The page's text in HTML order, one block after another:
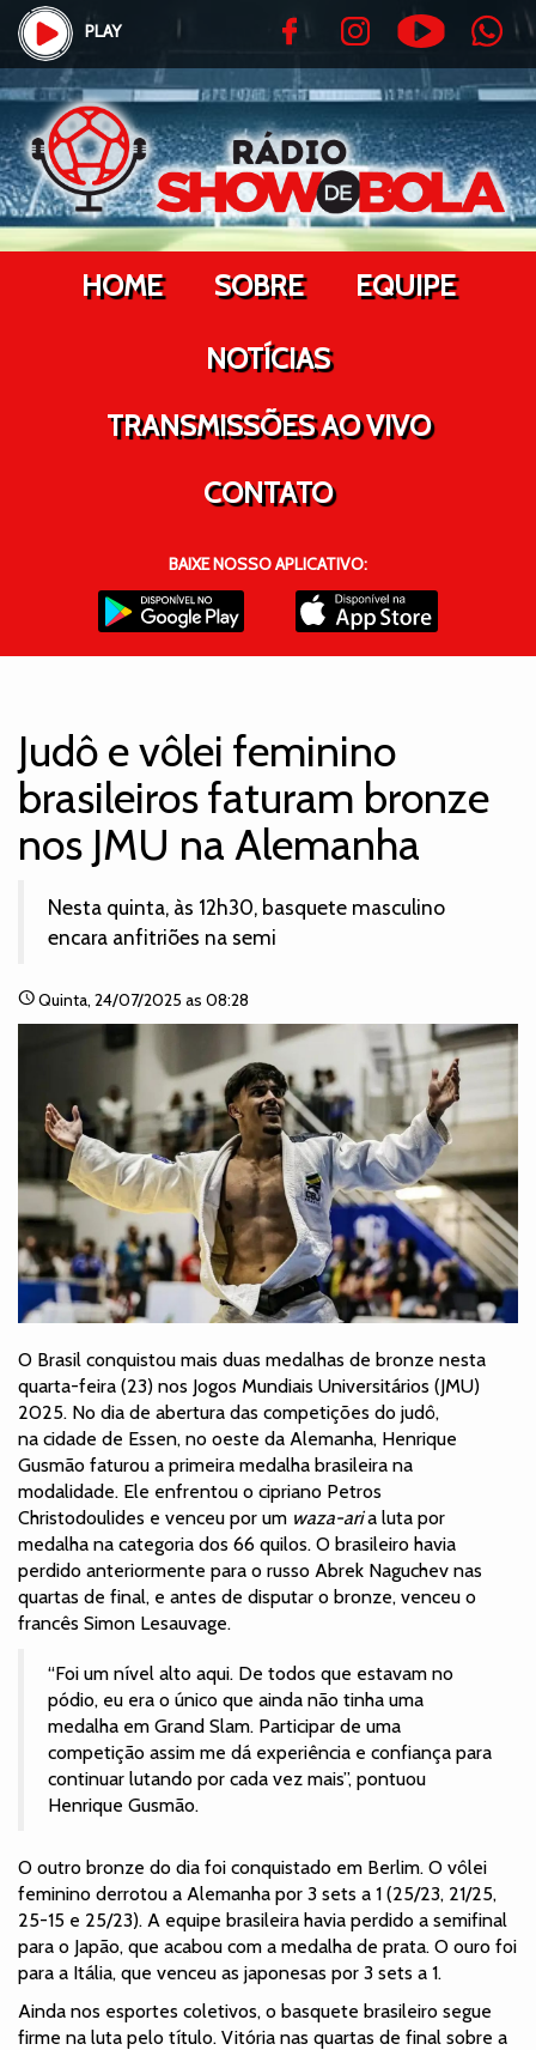
PLAY
HOME SOBRE EQUIPE
NOTÍCIAS
TRANSMISSÕES AO VIVO
CONTATO
BAIXE NOSSO APLICATIVO:
Judô e vôlei feminino
brasileiros faturam bronze
nos JMU na Alemanha
Nesta quinta, às 12h30, basquete masculino
encara anfitriões na semi
scheduleQuinta, 24/07/2025 as 08:28
O Brasil conquistou mais duas medalhas de bronze nesta
quarta-feira (23) nos Jogos Mundiais Universitários (JMU)
2025. No dia de abertura das competições do judô,
na cidade de Essen, no oeste da Alemanha, Henrique
Gusmão faturou a primeira medalha brasileira na
modalidade. Ele enfrentou o cipriano Petros
Christodoulides e venceu por um waza-aria luta por
medalha na categoria dos 66 quilos. O brasileiro havia
perdido anteriormente para o russo Abrek Naguchev nas
quartas de final, e antes de disputar o bronze, venceu o
francês Simon Lesauvage.
“Foi um nível alto aqui. De todos que estavam no
pódio, eu era o único que ainda não tinha uma
medalha em Grand Slam. Participar de uma
competição assim me dá experiência e confiança para
continuar lutando por cada vez mais”, pontuou
Henrique Gusmão.
O outro bronze do dia foi conquistado em Berlim. O vôlei
feminino derrotou a Alemanha por 3 sets a 1 (25/23, 21/25,
25-15 e 25/23). A equipe brasileira havia perdido a semifinal
para o Japão, que acabou com a medalha de prata. O ouro foi
para a Itália, que venceu as japonesas por 3 sets a 1.
Ainda nos esportes coletivos, o basquete brasileiro segue
firme na luta pelo título. Vitória nas quartas de final sobre a